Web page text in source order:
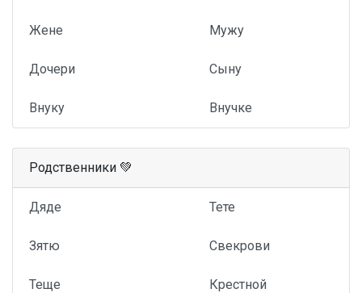
Жене Мужу
Дочери Сыну
Внуку Внучке
Родственники 💚
Дяде Тете
Зятю Свекрови
Теще Крестной